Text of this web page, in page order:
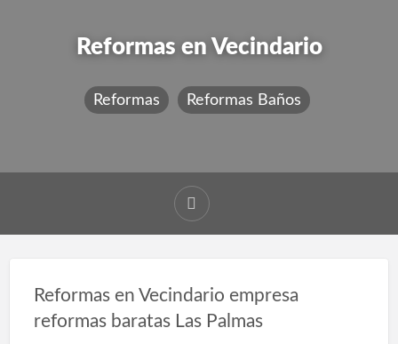
Reformas en Vecindario
Reformas Reformas Baños
Reformas en Vecindario empresa
reformas baratas Las Palmas